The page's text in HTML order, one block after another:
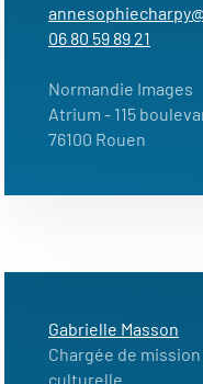
06 80 59 89 21
Normandie Images
Atrium - 115
76100 Rouen
Gabrielle Masson
Chargée de
culturelle